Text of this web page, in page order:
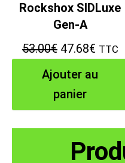
Rockshox SIDLuxe
Gen-A
53.00€ Le
prix
initial
était :
53.00€.
47.68€Le
est :
TTC
Ajouter au
panier